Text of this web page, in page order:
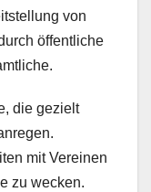
von
öffentliche
die gezielt
mit Vereinen
zu wecken.